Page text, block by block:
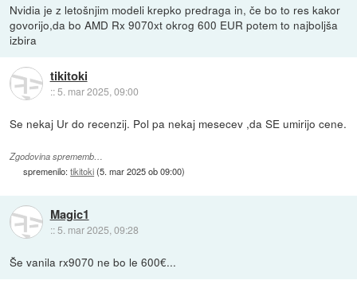
Nvidia je z letošnjim modeli krepko predraga in, če bo to res kakor
govorijo,da bo AMD Rx 9070xt okrog 600 EUR potem to najboljša
izbira
tikitoki
::5. mar 2025, 09:00
Se nekaj Ur do recenzij. Pol pa nekaj mesecev ,da SE umirijo cene.
Zgodovina sprememb…
spremenilo:tikitoki(5. mar 2025 ob 09:00)
Magic1
:: 5. mar 2025, 09:28
Še vanila rx9070 ne bo le 600€...